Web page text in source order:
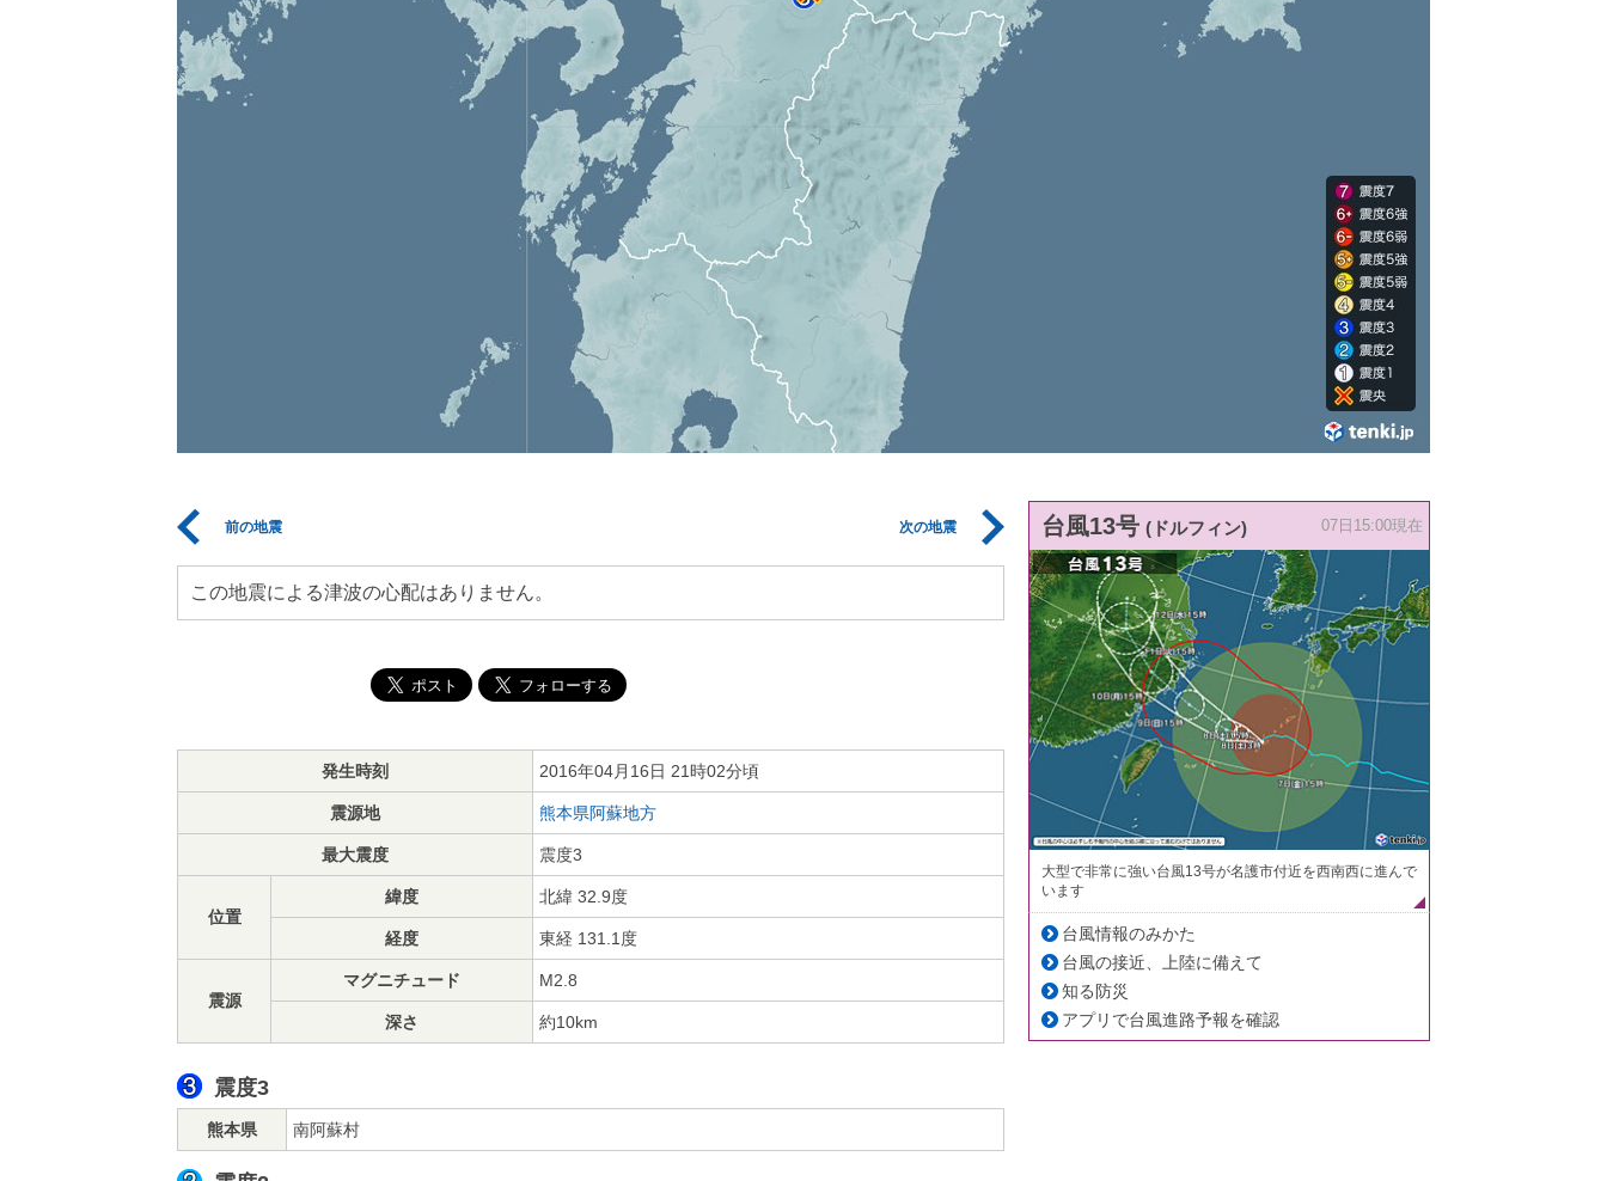
前の地震 次の地震
この地震による津波の心配はありません。
発生時刻 2016年04月16日 21時02分頃
震源地 熊本県阿蘇地方
最大震度 震度3
位置
緯度 北緯 32.9度
経度 東経 131.1度
震源
マグニチュード M2.8
深さ 約10km
震度3
熊本県 南阿蘇村
台風13号 (ドルフィン) 07日15:00現在
大型で非常に強い台風13号が名護市付近を西南西に進んで
います
台風情報のみかた
台風の接近、上陸に備えて
知る防災
アプリで台風進路予報を確認